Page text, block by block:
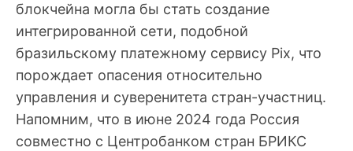
блокчейна могла бы стать создание
интегрированной сети, подобной
бразильскому платежному сервису Pix, что
порождает опасения относительно
управления и суверенитета стран-участниц.
Напомним, что в июне 2024 года Россия
совместно с Центробанком стран БРИКС